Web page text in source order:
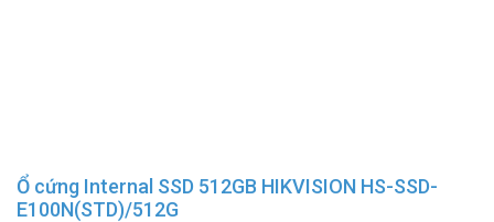
Ổ cứng Internal SSD 512GB HIKVISION HS-SSD-
E100N(STD)/512G